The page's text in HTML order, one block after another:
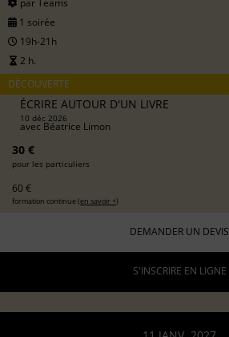
1 soirée
19h-21h
2 h.
DÉCOUVERTE
ÉCRIRE AUTOUR D'UN LIVRE
10 déc 2026
avec Béatrice Limon
30 €
pour les particuliers
60 €
formation continue (en savoir +)
DEMANDER UN DEVIS
S'INSCRIRE EN LIGNE